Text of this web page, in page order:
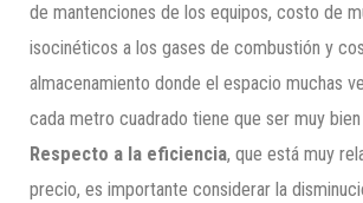
de mantenciones de los equipos, costo de
isocinéticos a los gases de combustión y
almacenamiento donde el espacio muchas
cada metro cuadrado tiene que ser muy
Respecto a la eficiencia, que está muy
precio, es importante considerar la